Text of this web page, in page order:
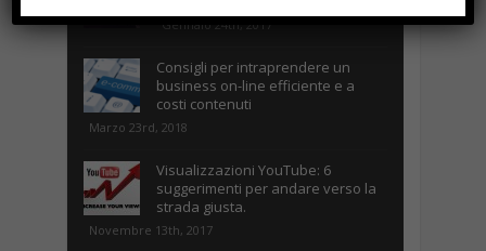
Gennaio 24th, 2017
Consigli per intraprendere un
business on-line efficiente e a
costi contenuti
Marzo 23rd, 2018
Visualizzazioni YouTube: 6
suggerimenti per andare verso la
strada giusta.
Novembre 13th, 2017